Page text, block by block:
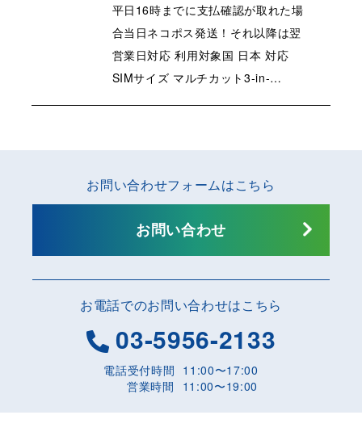
平日16時までに支払確認が取れた場
合当日ネコポス発送！それ以降は翌
営業日対応 利用対象国 日本 対応
SIMサイズ マルチカット3-in-…
お電話でのお問い合わせはこちら
03-5956-2133
電話受付時間 11:00〜17:00
営業時間
11:00〜19:00
お問い合わせフォームはこちら
お問い合わせ